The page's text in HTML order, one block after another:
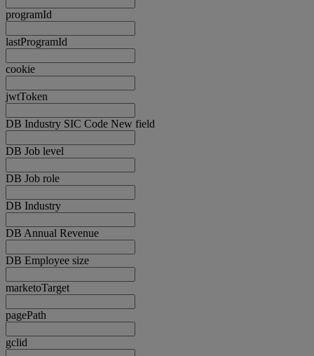
programId
lastProgramId
cookie
jwtToken
DB Industry SIC Code New field
DB Job level
DB Job role
DB Industry
DB Annual Revenue
DB Employee size
marketoTarget
pagePath
gclid